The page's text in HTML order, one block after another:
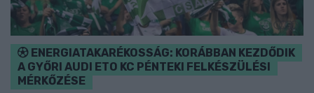
ENERGIATAKARÉKOSSÁG: KORÁBBAN KEZDŐDIK
A GYŐRI AUDI ETO KC PÉNTEKI FELKÉSZÜLÉSI
MÉRKŐZÉSE